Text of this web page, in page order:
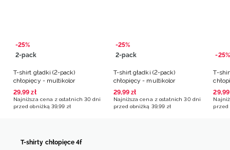
-25%
2-pack
T-shirt gładki (2-pack)
chłopięcy - multikolor
29,99 zł
Najniższa cena z ostatnich 30 dni
przed obniżką 39,99 zł
-25%
2-pack
T-shirt gładki (2-pack)
chłopięcy - multikolor
29,99 zł
Najniższa cena z ostatnich 30 dni
przed obniżką 39,99 zł
-25%
T-
29,99
przed
T-shirty chłopięce 4f